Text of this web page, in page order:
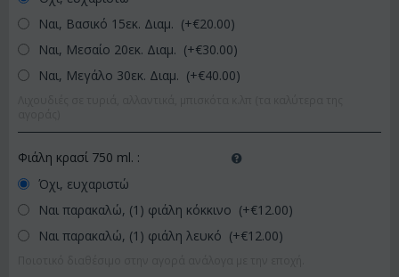
Ναι, Βασικό 15εκ. Διαμ. (+€20.00)
Ναι, Μεσαίο 20εκ. Διαμ. (+€30.00)
Ναι, Μεγάλο 30εκ. Διαμ. (+€40.00)
Φιάλη κρασί 750 ml. :
Όχι, ευχαριστώ
Ναι παρακαλώ, (1) φιάλη κόκκινο (+€12.00)
Ναι παρακαλώ, (1) φιάλη λευκό (+€12.00)